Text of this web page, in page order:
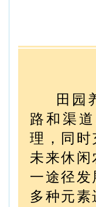
田园
路和渠
理，同
未来休
一途径
多种元